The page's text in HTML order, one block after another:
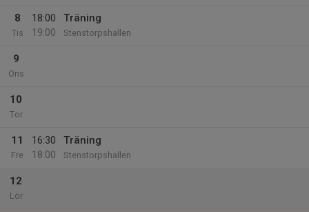
8
Tis
18:00
19:00
Träning
Stenstorpshallen
9
Ons
10
Tor
11
Fre
16:30
18:00
Träning
Stenstorpshallen
12
Lör